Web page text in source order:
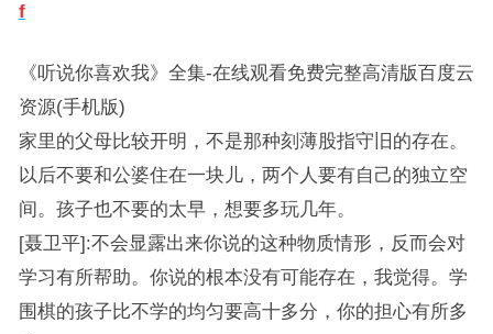
f
《听说你喜欢我》全集-在线观看免费完整高清版百度云
资源(手机版)
家里的父母比较开明，不是那种刻薄股指守旧的存在。
以后不要和公婆住在一块儿，两个人要有自己的独立空
间。孩子也不要的太早，想要多玩几年。
[聂卫平]:不会显露出来你说的这种物质情形，反而会对
学习有所帮助。你说的根本没有可能存在，我觉得。学
围棋的孩子比不学的均匀要高十多分，你的担心有所多